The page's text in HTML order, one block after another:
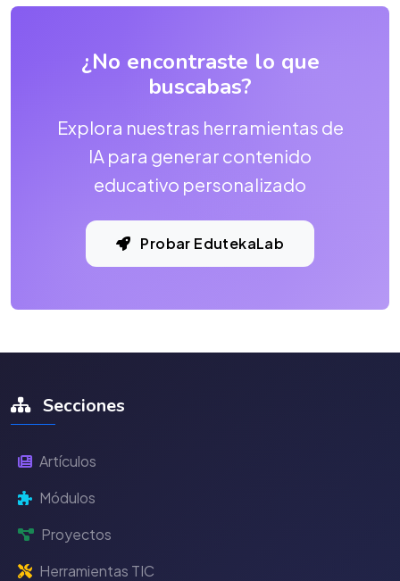
¿No encontraste lo que
buscabas?
Explora nuestras herramientas de
IA para generar contenido
educativo personalizado
Probar EdutekaLab
Secciones
Artículos
Módulos
Proyectos
Herramientas TIC